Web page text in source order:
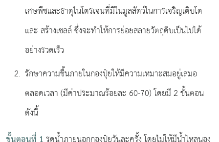
เศษพืชและธาตุไนโตรเจนที่มีในมูลสัตว์ในการเจริญเติบโต
และ สร้างเซลล์ ซึ่งจะทําให้การย่อยสลายวัตถุดิบเป็นไปได้
อย่างรวดเร็ว
รักษาความชื้นภายในกองปุ๋ยให้มีความเหมาะสมอยู่เสมอ
ตลอดเวลา (มีค่าประมาณร้อยละ 60-70) โดยมี 2 ขั้นตอน
ดังนี้